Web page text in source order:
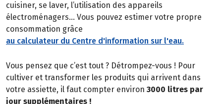
cuisiner, se laver, l’utilisation des appareils
électroménagers… Vous pouvez estimer votre propre
consommation grâce
au calculateur du Centre d'information sur l'eau.
Vous pensez que c’est tout ? Détrompez-vous ! Pour
cultiver et transformer les produits qui arrivent dans
votre assiette, il faut compter environ 3000 litres par
jour supplémentaires !